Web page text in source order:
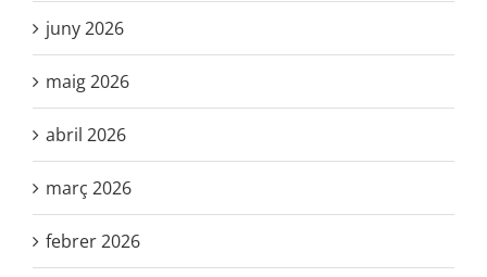
juny 2026
maig 2026
abril 2026
març 2026
febrer 2026